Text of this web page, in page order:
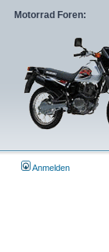
Motorrad Foren:
Anmelden